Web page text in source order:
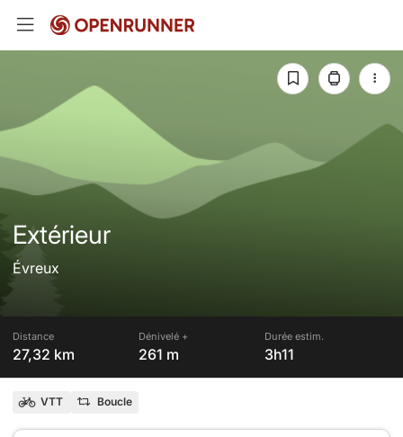
Extérieur
Évreux
Distance
27,32 km
Dénivelé +
261 m
Durée estim.
3h11
VTT Boucle